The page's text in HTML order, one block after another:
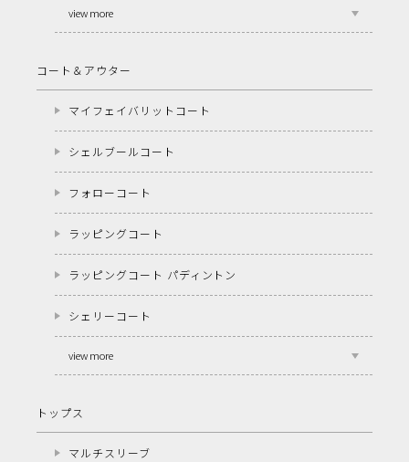
view more
コート＆アウター
マイフェイバリットコート
シェルブールコート
フォローコート
ラッピングコート
ラッピングコート パディントン
シェリーコート
view more
トップス
マルチスリーブ